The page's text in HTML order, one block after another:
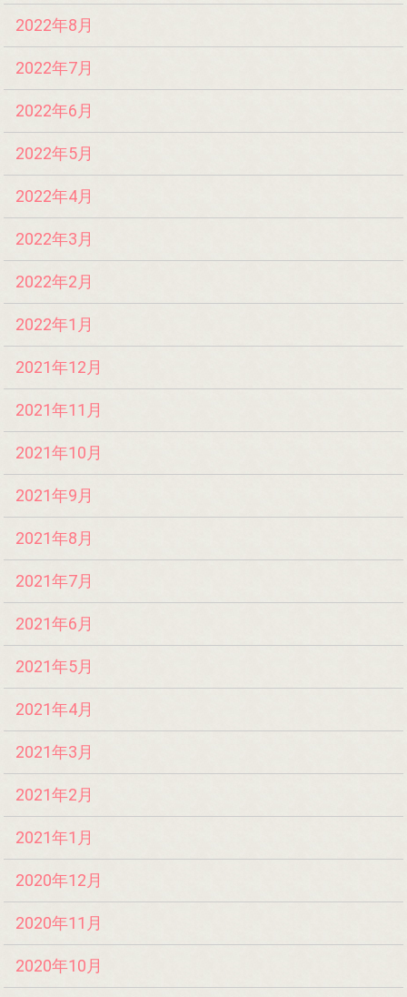
2022年8月
2022年7月
2022年6月
2022年5月
2022年4月
2022年3月
2022年2月
2022年1月
2021年12月
2021年11月
2021年10月
2021年9月
2021年8月
2021年7月
2021年6月
2021年5月
2021年4月
2021年3月
2021年2月
2021年1月
2020年12月
2020年11月
2020年10月